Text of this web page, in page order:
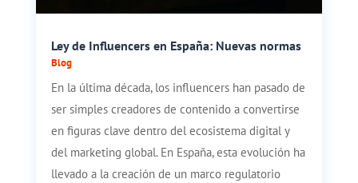
Ley de Influencers en España: Nuevas normas
Blog
En la última década, los influencers han pasado de
ser simples creadores de contenido a convertirse
en figuras clave dentro del ecosistema digital y
del marketing global. En España, esta evolución ha
llevado a la creación de un marco regulatorio